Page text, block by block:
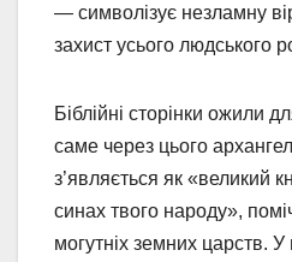
— символізує незламну
захист усього людського
Біблійні сторінки ожили
саме через цього
з’являється як «великий
синах твого народу»,
могутніх земних царств.